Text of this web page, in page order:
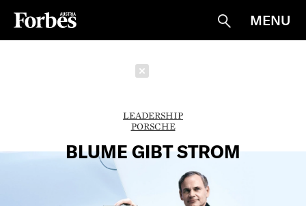
Suche
MENU
LEADERSHIP
PORSCHE
BLUME GIBT STROM